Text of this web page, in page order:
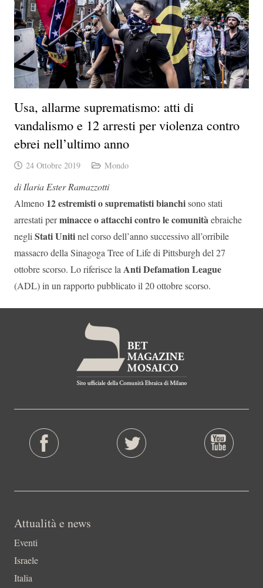
Usa, allarme suprematismo: atti di
vandalismo e 12 arresti per violenza contro
ebrei nell’ultimo anno
24 Ottobre 2019 Mondo
di Ilaria Ester Ramazzotti
Almeno 12 estremisti o suprematisti bianchisono stati
arrestati perminacce o attacchi contro le comunitàebraiche
negli Stati Unitinel corso dell’anno successivo all’orribile
massacro della Sinagoga Tree of Life di Pittsburgh del 27
ottobre scorso. Lo riferisce la Anti Defamation League
(ADL) in un rapporto pubblicato il 20 ottobre scorso.
Attualità e news
Eventi
Israele
Italia